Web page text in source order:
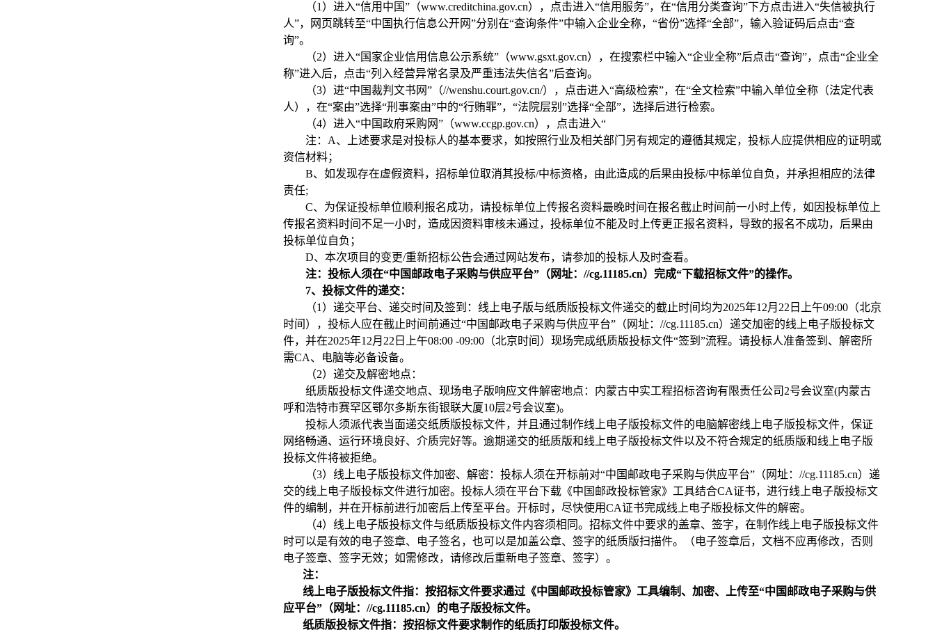
（1） 进入“信用中国”（www.creditchina.gov.cn），点击进入“信用服务”，在“信用分类查询”下方点击进入“失信被执行
人”，网页跳转至“中国执行信息公开网”分别在“查询条件”中输入企业全称，“省份”选择“全部”，输入验证码后点击“查
询”。
（2） 进入“国家企业信用信息公示系统”（www.gsxt.gov.cn），在搜索栏中输入“企业全称”后点击“查询”，点击“企业全
称”进入后，点击“列入经营异常名录及严重违法失信名”后查询。
（3） 进“中国裁判文书网”（//wenshu.court.gov.cn/），点击进入“高级检索”，在“全文检索”中输入单位全称（法定代表
人），在“案由”选择“刑事案由”中的“行贿罪”，“法院层别”选择“全部”，选择后进行检索。
（4） 进入“中国政府采购网”（www.ccgp.gov.cn），点击进入“
注：A、上述要求是对投标人的基本要求，如按照行业及相关部门另有规定的遵循其规定，投标人应提供相应的证明或
资信材料；
B、 如发现存在虚假资料，招标单位取消其投标/中标资格，由此造成的后果由投标/中标单位自负，并承担相应的法律
责任;
C、为保证投标单位顺利报名成功，请投标单位上传报名资料最晚时间在报名截止时间前一小时上传，如因投标单位上
传报名资料时间不足一小时，造成因资料审核未通过，投标单位不能及时上传更正报名资料，导致的报名不成功，后果由
投标单位自负；
D、 本次项目的变更/重新招标公告会通过网站发布，请参加的投标人及时查看。
注：投标人须在“中国邮政电子采购与供应平台”（网址：//cg.11185.cn）完成“下载招标文件”的操作。
7、投标文件的递交：
（1）递交平台、递交时间及签到：线上电子版与纸质版投标文件递交的截止时间均为2025年12月22日上午09:00（北京
时间），投标人应在截止时间前通过“中国邮政电子采购与供应平台”（网址：//cg.11185.cn）递交加密的线上电子版投标文
件，并在2025年12月22日上午08:00 -09:00（北京时间）现场完成纸质版投标文件“签到”流程。请投标人准备签到、解密所
需CA、电脑等必备设备。
（2）递交及解密地点：
纸质版投标文件递交地点、现场电子版响应文件解密地点：内蒙古中实工程招标咨询有限责任公司2号会议室(内蒙古
呼和浩特市赛罕区鄂尔多斯东街银联大厦10层2号会议室)。
投标人须派代表当面递交纸质版投标文件，并且通过制作线上电子版投标文件的电脑解密线上电子版投标文件，保证
网络畅通、运行环境良好、介质完好等。逾期递交的纸质版和线上电子版投标文件以及不符合规定的纸质版和线上电子版
投标文件将被拒绝。
（3）线上电子版投标文件加密、解密：投标人须在开标前对“中国邮政电子采购与供应平台”（网址：//cg.11185.cn）递
交的线上电子版投标文件进行加密。投标人须在平台下载《中国邮政投标管家》工具结合CA证书，进行线上电子版投标文
件的编制，并在开标前进行加密后上传至平台。开标时，尽快使用CA证书完成线上电子版投标文件的解密。
（4）线上电子版投标文件与纸质版投标文件内容须相同。招标文件中要求的盖章、签字，在制作线上电子版投标文件
时可以是有效的电子签章、电子签名，也可以是加盖公章、签字的纸质版扫描件。（电子签章后，文档不应再修改，否则
电子签章、签字无效；如需修改，请修改后重新电子签章、签字）。
注：
线上电子版投标文件指：按招标文件要求通过《中国邮政投标管家》工具编制、加密、上传至“中国邮政电子采购与供
应平台”（网址：//cg.11185.cn）的电子版投标文件。
纸质版投标文件指：按招标文件要求制作的纸质打印版投标文件。